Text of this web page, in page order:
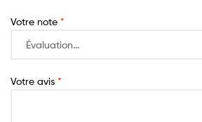
Votre note *
Votre avis *